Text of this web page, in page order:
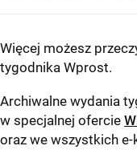
Więcej możesz
tygodnika Wprost.
Archiwalne wydania
w specjalnej ofercie
oraz we wszystkich